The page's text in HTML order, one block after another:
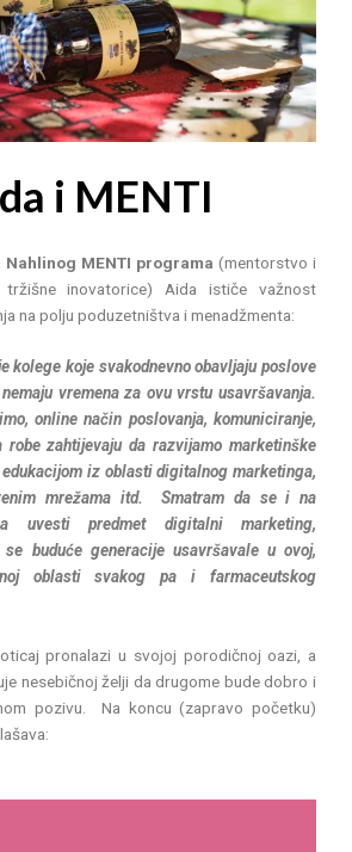
i MENTI
Nahlinog MENTI programa (mentorstvo i
inovatorice) Aida ističe važnost
na polju poduzetništva i menadžmenta:
kolege koje svakodnevno obavljaju poslove
vremena za ovu vrstu usavršavanja.
online način poslovanja, komuniciranje,
zahtijevaju da razvijamo marketinške
iz oblasti digitalnog marketinga,
mrežama itd. Smatram da se i na
uvesti predmet digitalni marketing,
buduće generacije usavršavale u ovoj,
oblasti svakog pa i farmaceutskog
pronalazi u svojoj porodičnoj oazi, a
nesebičnoj želji da drugome bude dobro i
pozivu. Na koncu (zapravo početku)